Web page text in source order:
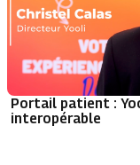
Portail patient :
interopérable